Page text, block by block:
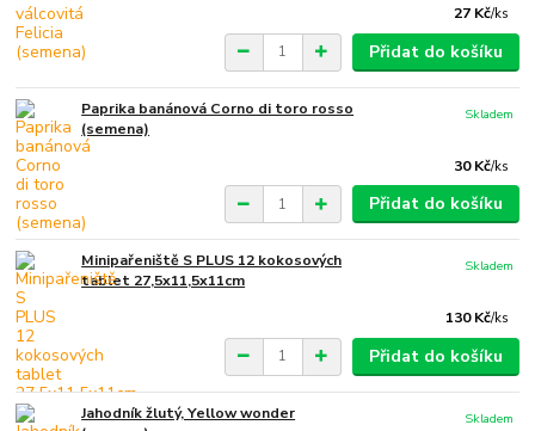
27 Kč/ks
Přidat do košíku
Paprika banánová Corno di toro rosso
(semena)
30 Kč/ks
Skladem
Přidat do košíku
Minipařeniště S PLUS 12 kokosových
tablet 27,5x11,5x11cm
130 Kč/ks
Skladem
Přidat do košíku
Jahodník žlutý, Yellow wonder
Skladem